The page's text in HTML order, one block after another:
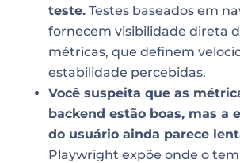
teste.Testes baseados em
fornecem visibilidade direta
métricas, que definem
estabilidade percebidas.
Você suspeita que as
backend estão boas, mas a
do usuário ainda parece
Playwright expõe onde o